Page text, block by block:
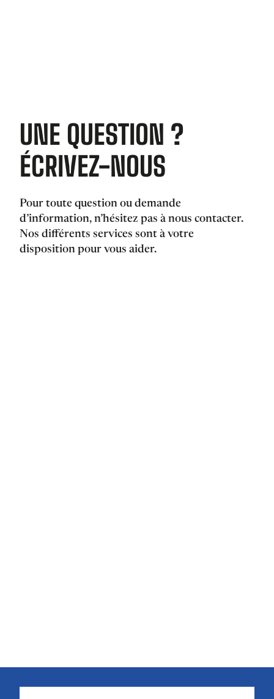
UNE QUESTION ?
ÉCRIVEZ-NOUS
Pour toute question ou demande
d’information, n’hésitez pas à nous contacter.
Nos différents services sont à votre
disposition pour vous aider.